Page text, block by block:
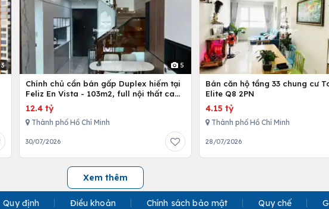
3 5
Chính chủ cần bán gấp Duplex hiếm tại
Feliz En Vista - 103m2, full nội thất cao
cấp
12.4 tỷ
Thành phố Hồ Chí Minh
30/07/2026
Bán căn hộ tầng 33 chung cư
Elite Q8 2PN
4.15 tỷ
Thành phố Hồ Chí Minh
28/07/2026
Xem thêm
Quy định Điều khoản Chính sách bảo mật Quy chế